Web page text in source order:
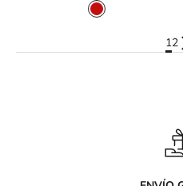
COLOR
ROJO
12